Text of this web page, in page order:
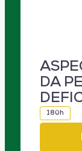
DA
180h